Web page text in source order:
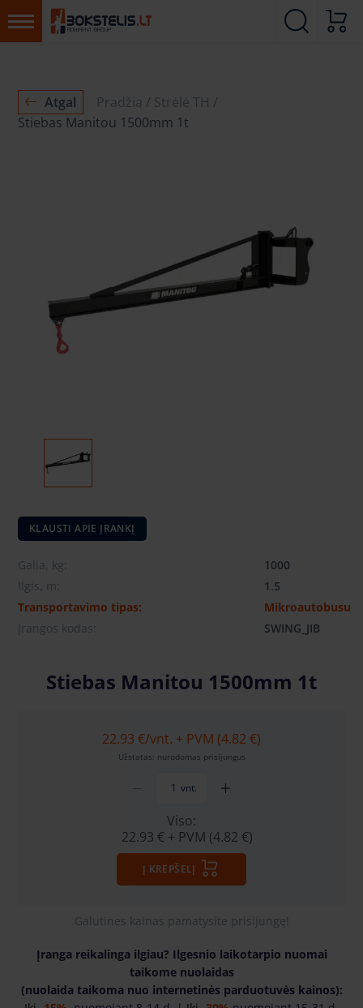
Atgal Pradžia
Strėlė TH
Stiebas Manitou 1500mm 1t
KLAUSTI APIE ĮRANKĮ
Galia, kg:
1000
Ilgis, m:
1.5
Transportavimo tipas:
Mikroautobusu
Įrangos kodas:
SWING_JIB
Stiebas Manitou 1500mm 1t
22.93 €/vnt. + PVM (4.82 €)
Užstatas: nurodomas prisijungus
vnt.
Viso:
22.93 € + PVM (4.82 €)
Į KREPŠELĮ
Galutines kainas pamatysite prisijungę!
Įranga reikalinga ilgiau? Ilgesnio laikotarpio nuomai
taikome nuolaidas
(nuolaida taikoma nuo internetinės parduotuvės kainos):